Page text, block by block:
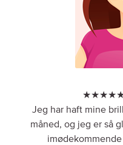
★★★★★ -
Jeg har haft mine
måned, og jeg er så